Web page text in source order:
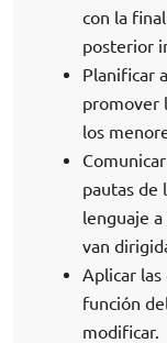
con la
posterior
Planificar
promover
los
pautas de
lenguaje
van
Aplicar
función
modificar.